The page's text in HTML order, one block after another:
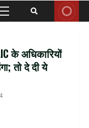
Primary
के अधिकारियों
तो दे दी ये